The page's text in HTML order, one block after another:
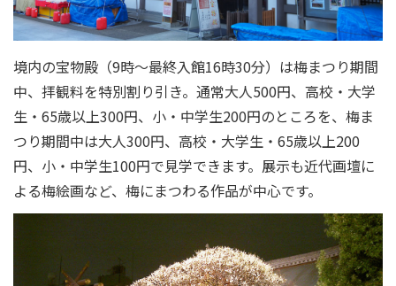
境内の宝物殿（9時～最終入館16時30分）は梅まつり期間
中、拝観料を特別割り引き。通常大人500円、高校・大学
生・65歳以上300円、小・中学生200円のところを、梅ま
つり期間中は大人300円、高校・大学生・65歳以上200
円、小・中学生100円で見学できます。展示も近代画壇に
よる梅絵画など、梅にまつわる作品が中心です。